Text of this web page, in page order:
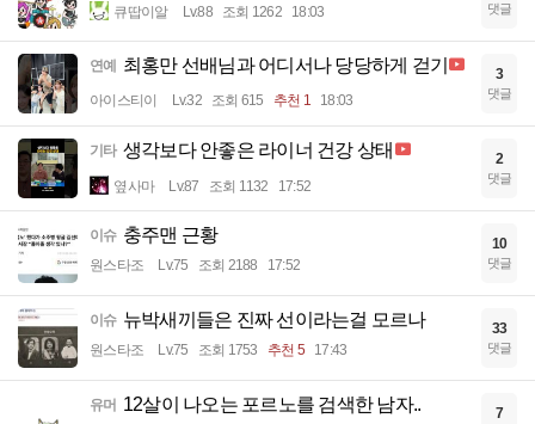
큐땁이알 Lv.88 조회 1262 18:03 댓글
연예 최홍만 선배님과 어디서나 당당하게 걷기
아이스티이 Lv.32 조회 615 추천 1 18:03
3
댓글
기타 생각보다 안좋은 라이너 건강 상태
옆사마 Lv.87 조회 1132 17:52
2
댓글
이슈 충주맨 근황
원스타조 Lv.75 조회 2188 17:52
10
댓글
이슈 뉴박새끼들은 진짜 선이라는걸 모르나
원스타조 Lv.75 조회 1753 추천 5 17:43
33
댓글
유머 12살이 나오는 포르노를 검색한 남자.. 7